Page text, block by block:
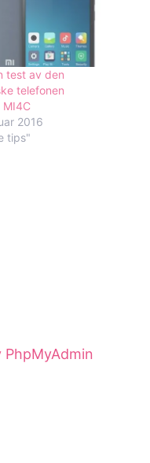
test av den
telefonen
MI4C
2016
tips"
PhpMyAdmin